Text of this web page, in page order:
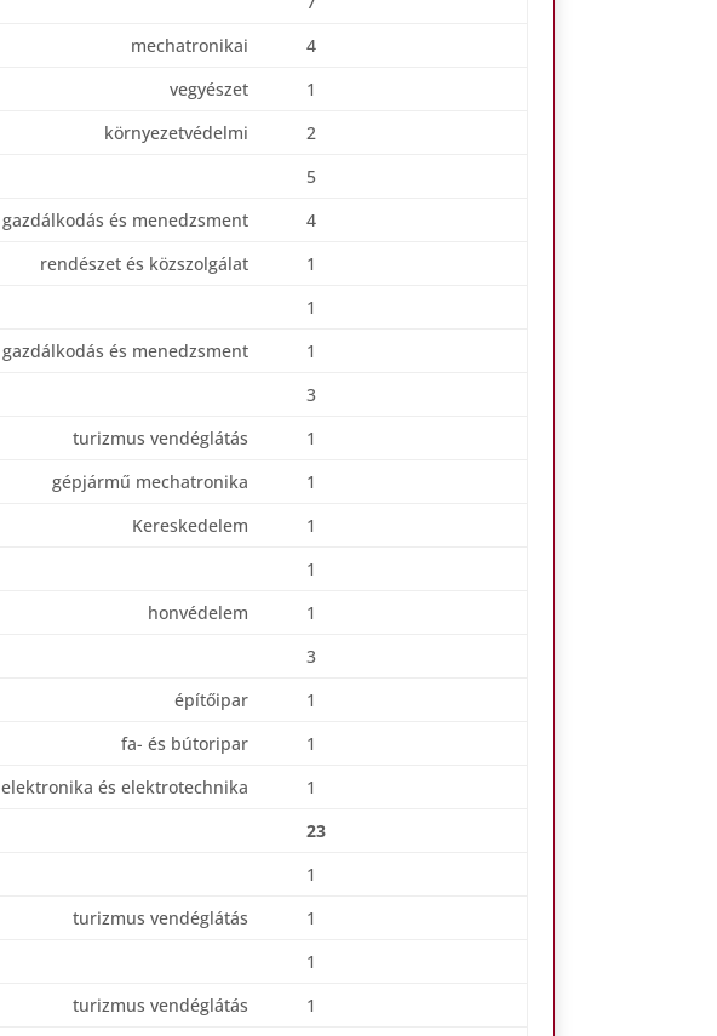
mechatronikai
4
vegyészet
1
környezetvédelmi
2
5
gazdálkodás és menedzsment
4
rendészet és közszolgálat
1
1
gazdálkodás és menedzsment
1
3
turizmus vendéglátás
1
gépjármű mechatronika
1
Kereskedelem
1
1
honvédelem
1
3
építőipar
1
fa- és bútoripar
1
elektronika és elektrotechnika
1
23
1
turizmus vendéglátás
1
1
turizmus vendéglátás
1